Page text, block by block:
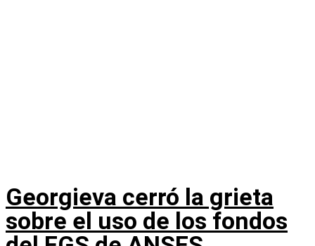
Georgieva cerró la grieta
sobre el uso de los fondos